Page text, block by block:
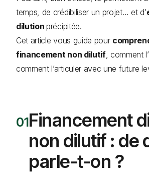
temps, de crédibiliser un projet… et d’
dilutionprécipitée.
Cet article vous guide pour
financement non dilutif, comment
comment l’articuler avec une future
Financement
non dilutif : de
parle-t-on ?